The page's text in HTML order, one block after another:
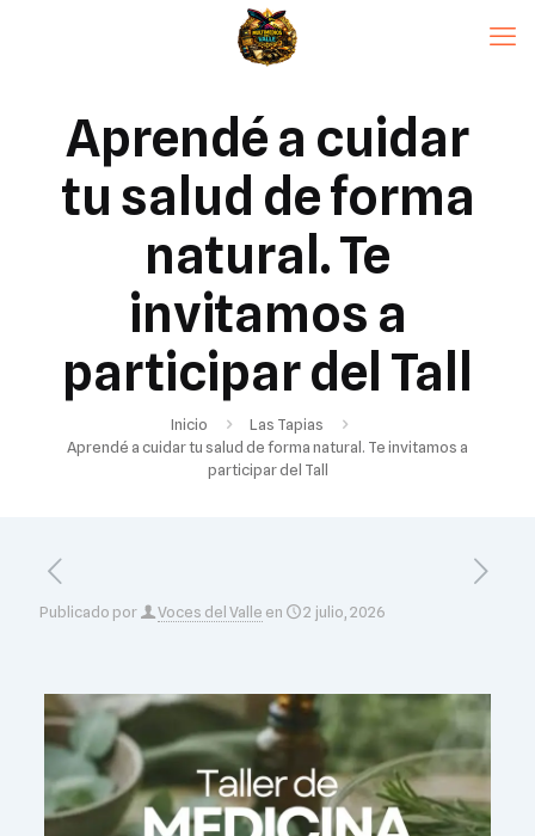
Aprendé a cuidar
tu salud de forma
natural. Te
invitamos a
participar del Tall
Inicio
Las Tapias
Aprendé a cuidar tu salud de forma natural. Te invitamos a
participar del Tall
Publicado por Voces del Valle en 2 julio, 2026